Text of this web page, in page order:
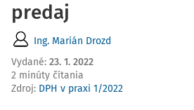
predaj
Ing. Marián Drozd
Vydané: 23. 1. 2022
2 minúty čítania
Zdroj: DPH v praxi 1/2022